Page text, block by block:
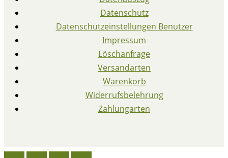
Datenschutz
Datenschutzeinstellungen Benutzer
Impressum
Löschanfrage
Versandarten
Warenkorb
Widerrufsbelehrung
Zahlungarten